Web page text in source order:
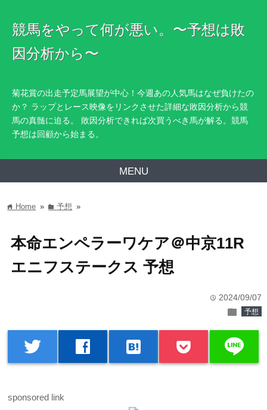
競馬をやって何が悪い。〜予想は敗
因分析から〜
菊花賞の出走予定馬展望が中心！今週あの人気馬はなぜ負けたの
か？ ラップとレース映像をリンクさせた詳細な敗因分析から競
馬の真髄に迫る。 敗因分析できれば次買うべき馬が解る。競馬
予想は回顧から始まる。
MENU
home Home » folder予想 »
本命エンペラーワケア＠中京11R
エニフステークス 予想
time 2024/09/07
folder 予想
twitter facebook hatenabookmark line
sponsored link